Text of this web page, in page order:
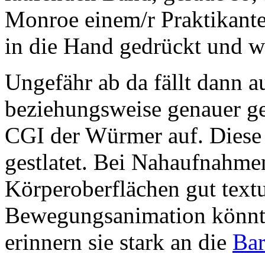
Monroe einem/r
in die Hand gedrückt und
Ungefähr ab da fällt dann
beziehungsweise genauer
CGI der Würmer auf.
gestlatet. Bei
Körperoberflächen gut
Bewegungsanimation
erinnern sie stark an die